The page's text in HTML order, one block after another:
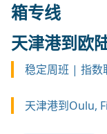
箱专线
天津港到欧
稳定周班 | 指数
天津港到Oulu,